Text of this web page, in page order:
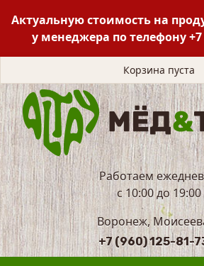
Актуальную стоимость на
у менеджера по телефону
Корзина пуста
Работаем
с 10:00 до 19:00
Воронеж,
+7 (960) 125-81-